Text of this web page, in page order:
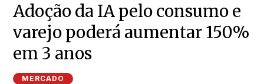
Adoção da IA pelo consumo e
varejo poderá aumentar 150%
em 3 anos
MERCADO